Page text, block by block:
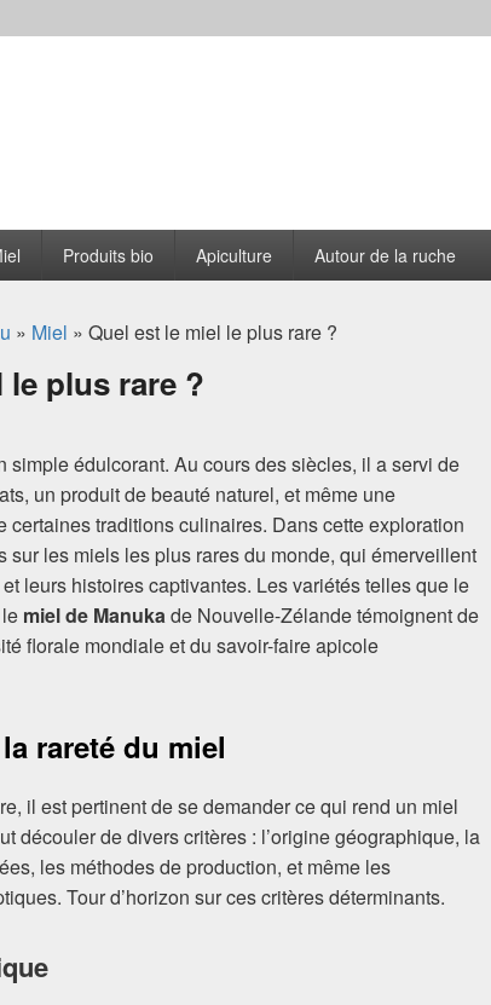
le Cantou
Produits bio Apiculture Autour de la ruche
» Miel » Quel est le miel le plus rare ?
le plus rare ?
simple édulcorant. Au cours des siècles, il a servi de
un produit de beauté naturel, et même une
certaines traditions culinaires. Dans cette exploration
sur les miels les plus rares du monde, qui émerveillent
leurs histoires captivantes. Les variétés telles que le
miel de Manukade Nouvelle-Zélande témoignent de
florale mondiale et du savoir-faire apicole
rareté du miel
il est pertinent de se demander ce qui rend un miel
découler de divers critères : l’origine géographique, la
les méthodes de production, et même les
Tour d’horizon sur ces critères déterminants.